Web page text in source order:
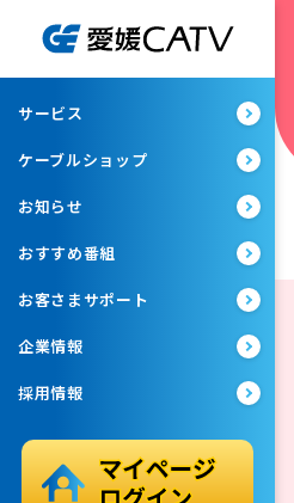
サービス
ケーブルショップ
お知らせ
おすすめ番組
お客さまサポート
企業情報
採用情報